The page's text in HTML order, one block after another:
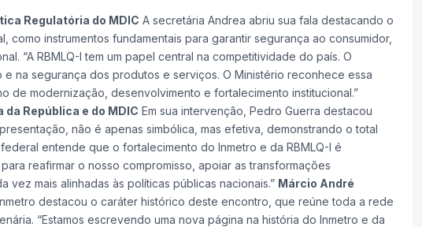
Regulatória do MDIC A secretária Andrea abriu sua fala destacando o
como instrumentos fundamentais para garantir segurança ao consumidor,
“A RBMLQ-I tem um papel central na competitividade do país. O
na segurança dos produtos e serviços. O Ministério reconhece essa
de modernização, desenvolvimento e fortalecimento institucional.”
República e do MDIC Em sua intervenção, Pedro Guerra destacou
não é apenas simbólica, mas efetiva, demonstrando o total
entende que o fortalecimento do Inmetro e da RBMLQ-I é
reafirmar o nosso compromisso, apoiar as transformações
mais alinhadas às políticas públicas nacionais.” Márcio André
destacou o caráter histórico deste encontro, que reúne toda a rede
“Estamos escrevendo uma nova página na história do Inmetro e da